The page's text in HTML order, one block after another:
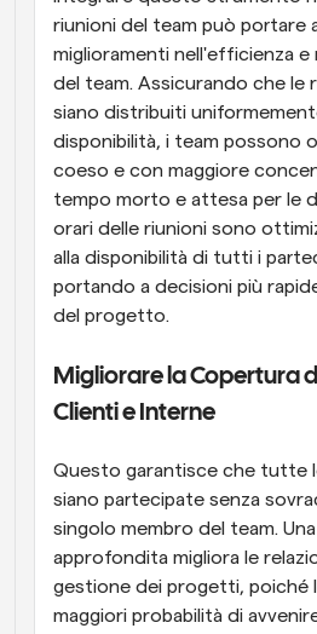
riunioni del team può portare
miglioramenti nell'efficienza
del team. Assicurando che le
siano distribuiti
disponibilità, i team possono
coeso e con maggiore
tempo morto e attesa per le
orari delle riunioni sono
alla disponibilità di tutti i
portando a decisioni più
del progetto.
Migliorare la Copertura
Clienti e Interne
Questo garantisce che tutte
siano partecipate senza
singolo membro del team.
approfondita migliora le
gestione dei progetti, poiché
maggiori probabilità di